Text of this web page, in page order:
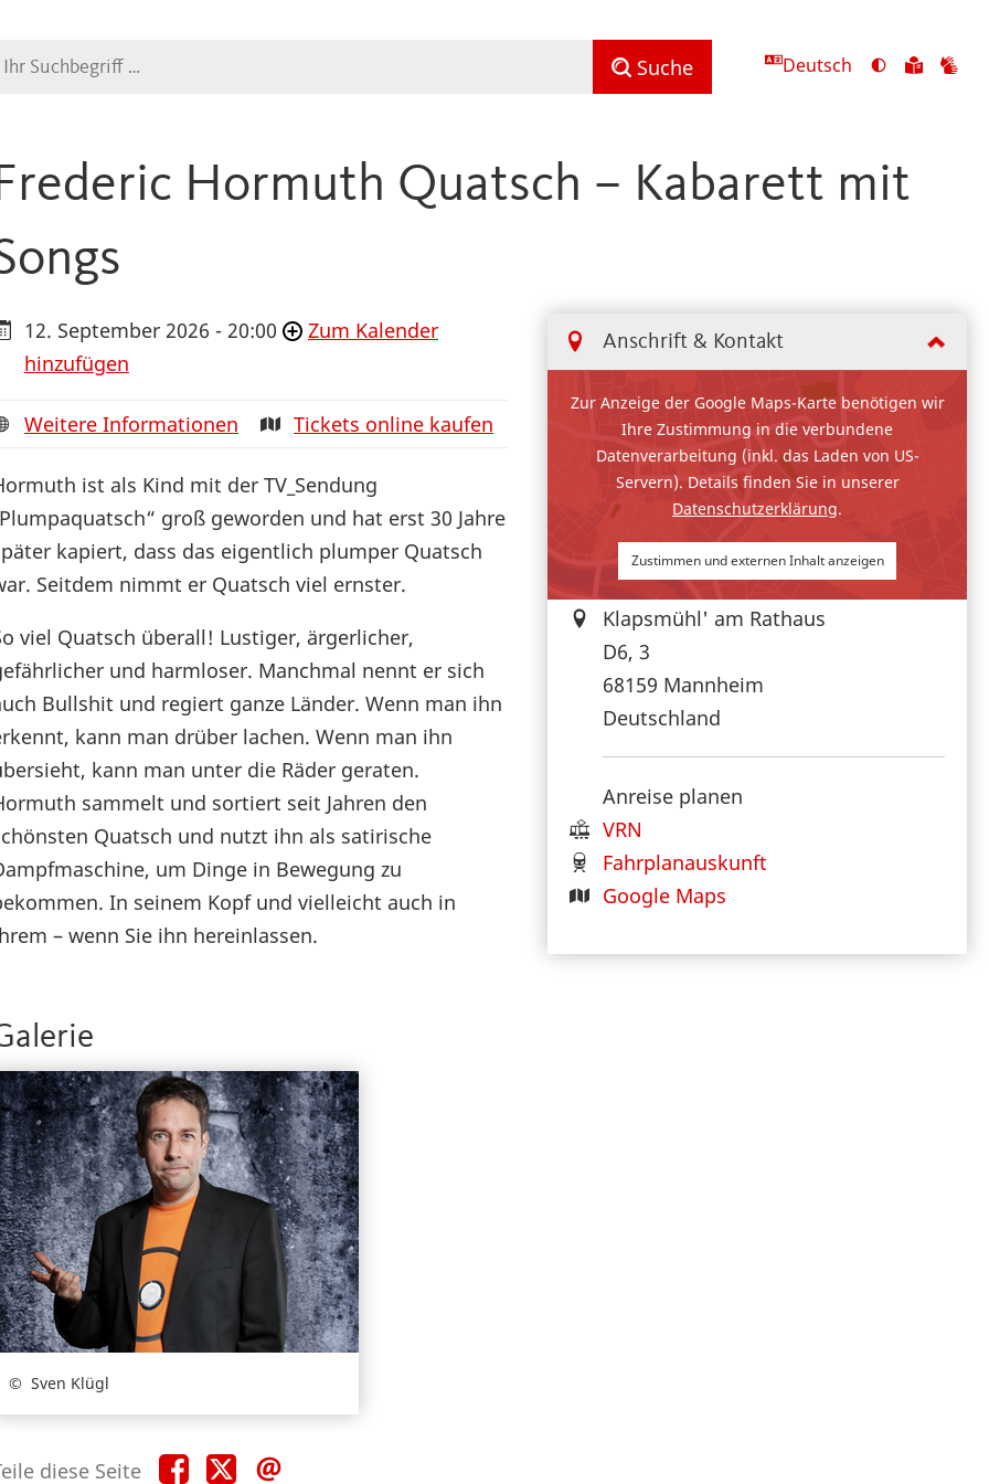
Suche Deutsch
Ansicht
umschalten
Zu
Hormuth Quatsch – Kabarett mit
Anschrift & Kontakt
Zur Anzeige der Google Maps-Karte benötigen wir
Ihre Zustimmung in die verbundene
Datenverarbeitung (inkl. das Laden von US-
Servern). Details finden Sie in unserer
Datenschutzerklärung.
Zustimmen und externen Inhalt anzeigen
Klapsmühl' am Rathaus
D6, 3
68159 Mannheim
Deutschland
Anreise planen
VRN
Fahrplanauskunft
Google Maps
12. September 2026 - 20:00
Zum Kalender
hinzufügen
Weitere Informationen Tickets online kaufen
ist als Kind mit der TV_Sendung
groß geworden und hat erst 30 Jahre
kapiert, dass das eigentlich plumper Quatsch
Seitdem nimmt er Quatsch viel ernster.
viel Quatsch überall! Lustiger, ärgerlicher,
und harmloser. Manchmal nennt er sich
Bullshit und regiert ganze Länder. Wenn man ihn
kann man drüber lachen. Wenn man ihn
kann man unter die Räder geraten.
sammelt und sortiert seit Jahren den
Quatsch und nutzt ihn als satirische
um Dinge in Bewegung zu
In seinem Kopf und vielleicht auch in
– wenn Sie ihn hereinlassen.
Sven Klügl
diese Seite Teile Teile